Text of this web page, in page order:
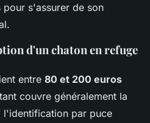
pour s'assurer de son
d'un chaton en refuge
entre 80 et 200 euros
couvre généralement la
l'identification par puce